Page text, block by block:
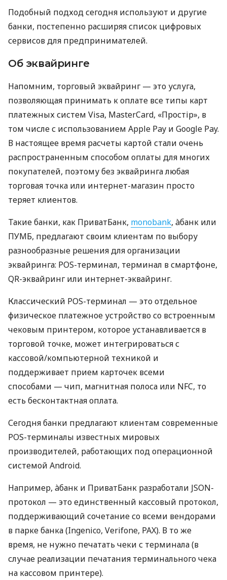
Подобный подход сегодня используют и другие
банки, постепенно расширяя список цифровых
сервисов для предпринимателей.
Об эквайринге
Напомним, торговый эквайринг — это услуга,
позволяющая принимать к оплате все типы карт
платежных систем Visa, MasterCard, «Простір», в
том числе с использованием Apple Pay и Google Pay.
В настоящее время расчеты картой стали очень
распространенным способом оплаты для многих
покупателей, поэтому без эквайринга любая
торговая точка или интернет-магазин просто
теряет клиентов.
Такие банки, как ПриватБанк, monobank, àбанк или
ПУМБ, предлагают своим клиентам по выбору
разнообразные решения для организации
эквайринга: POS-терминал, терминал в смартфоне,
QR-эквайринг или интернет-эквайринг.
Классический POS-терминал — это отдельное
физическое платежное устройство со встроенным
чековым принтером, которое устанавливается в
торговой точке, может интегрироваться с
кассовой/компьютерной техникой и
поддерживает прием карточек всеми
способами — чип, магнитная полоса или NFC, то
есть бесконтактная оплата.
Сегодня банки предлагают клиентам современные
POS-терминалы известных мировых
производителей, работающих под операционной
системой Android.
Например, àбанк и ПриватБанк разработали JSON-
протокол — это единственный кассовый протокол,
поддерживающий сочетание со всеми вендорами
в парке банка (Ingenico, Verifone, PAX). В то же
время, не нужно печатать чеки с терминала (в
случае реализации печатания терминального чека
на кассовом принтере).